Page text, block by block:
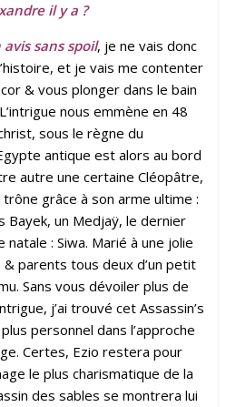
il y a ?
sans spoil, je ne vais donc
et je vais me contenter
& vous plonger dans le bain
nous emmène en 48
sous le règne du
antique est alors au bord
autre une certaine Cléopâtre,
grâce à son arme ultime :
Bayek, un Medjaÿ, le dernier
: Siwa. Marié à une jolie
& parents tous deux d’un petit
Sans vous dévoiler plus de
j’ai trouvé cet Assassin’s
personnel dans l’approche
Certes, Ezio restera pour
le plus charismatique de la
des sables se montrera lui